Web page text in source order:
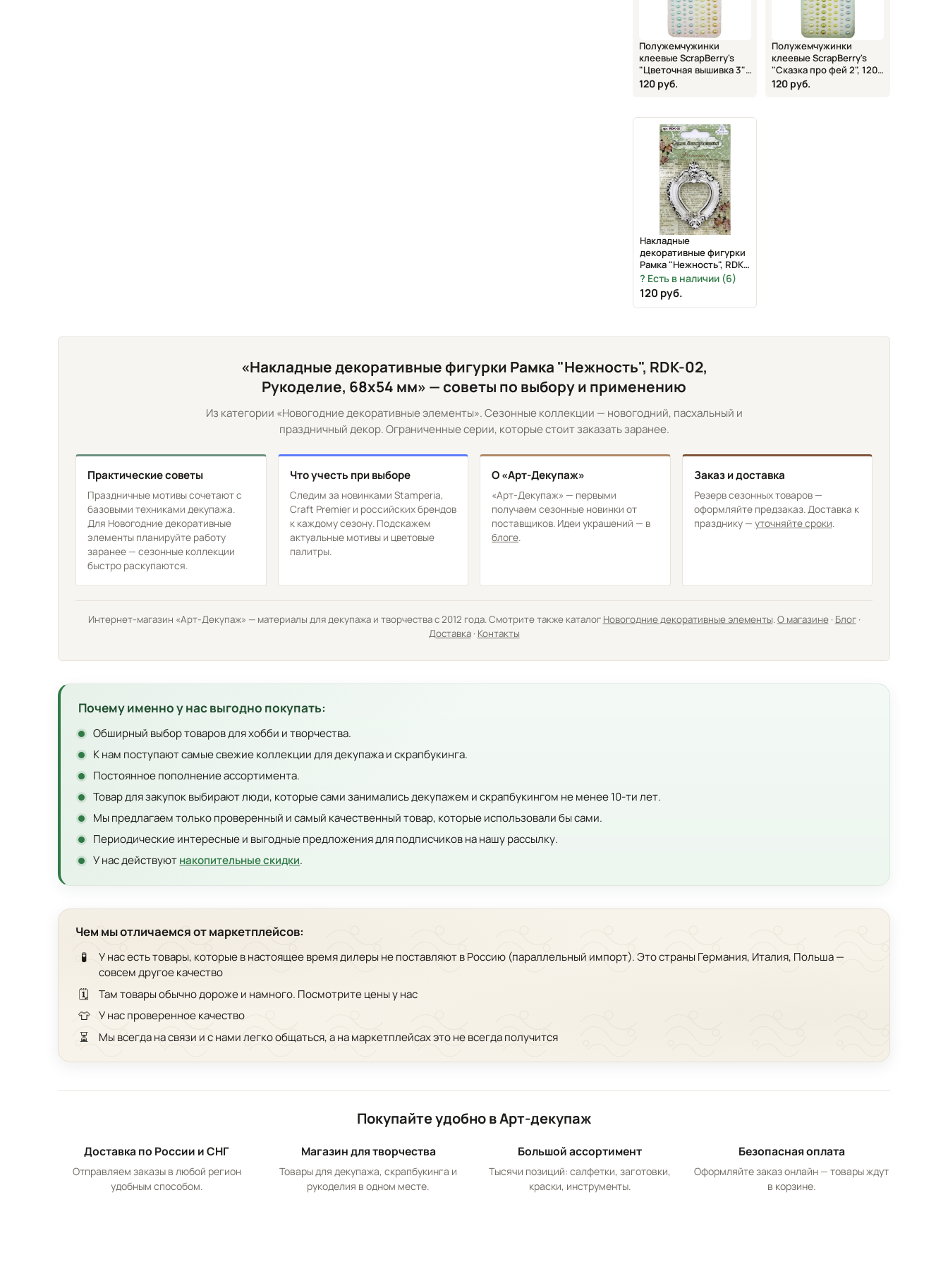
Полужемчужинки
клеевые ScrapBerry's
"Цветочная вышивка 3",
120 шт., 4 цвета,
SCB250002033
120 руб.
Полужемчужинки
клеевые ScrapBerry's
"Сказка про фей 2", 120
шт., 4 цвета,
SCB250002008
120 руб.
Накладные
декоративные фигурки
Рамка "Нежность", RDK-
02, Рукоделие, 68х54
мм
Есть в наличии (6)
120 руб.
«Накладные декоративные фигурки Рамка "Нежность", RDK-02,
Рукоделие, 68х54 мм» — советы по выбору и применению
Из категории «Новогодние декоративные элементы». Сезонные коллекции — новогодний, пасхальный и
праздничный декор. Ограниченные серии, которые стоит заказать заранее.
Практические советы
Праздничные мотивы сочетают с
базовыми техниками декупажа.
Для Новогодние декоративные
элементы планируйте работу
заранее — сезонные коллекции
быстро раскупаются.
Что учесть при выборе
Следим за новинками Stamperia,
Craft Premier и российских брендов
к каждому сезону. Подскажем
актуальные мотивы и цветовые
палитры.
О «Арт-Декупаж»
«Арт-Декупаж» — первыми
получаем сезонные новинки от
поставщиков. Идеи украшений — в
блоге.
Заказ и доставка
Резерв сезонных товаров —
оформляйте предзаказ. Доставка к
празднику — уточняйте сроки.
Интернет-магазин «Арт-Декупаж» — материалы для декупажа и творчества с 2012 года. Смотрите также каталог Новогодние декоративные элементы.О магазине· Блог·
Доставка· Контакты
Почему именно у нас выгодно покупать:
Обширный выбор товаров для хобби и творчества.
К нам поступают самые свежие коллекции для декупажа и скрапбукинга.
Постоянное пополнение ассортимента.
Товар для закупок выбирают люди, которые сами занимались декупажем и скрапбукингом не менее 10-ти лет.
Мы предлагаем только проверенный и самый качественный товар, которые использовали бы сами.
Периодические интересные и выгодные предложения для подписчиков на нашу рассылку.
У нас действуютнакопительные скидки.
Чем мы отличаемся от маркетплейсов:
🧪
У нас есть товары, которые в настоящее время дилеры не поставляют в Россию (параллельный импорт). Это страны Германия, Италия, Польша —
совсем другое качество
🗓️ Там товары обычно дороже и намного. Посмотрите цены у нас
👕 У нас проверенное качество
⏳ Мы всегда на связи и с нами легко общаться, а на маркетплейсах это не всегда получится
Покупайте удобно в Арт-декупаж
Доставка по России и СНГ
Отправляем заказы в любой регион
удобным способом.
Магазин для творчества
Товары для декупажа, скрапбукинга и
рукоделия в одном месте.
Большой ассортимент
Тысячи позиций: салфетки, заготовки,
краски, инструменты.
Безопасная оплата
Оформляйте заказ онлайн — товары ждут
в корзине.